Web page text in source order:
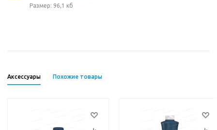
Размер: 96,1 кб
Аксессуары Похожие товары